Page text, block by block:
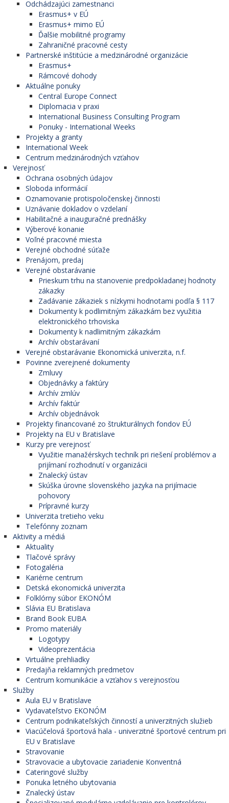
Odchádzajúci zamestnanci
Erasmus+ v EÚ
Erasmus+ mimo EÚ
Ďalšie mobilitné programy
Zahraničné pracovné cesty
Partnerské inštitúcie a medzinárodné organizácie
Erasmus+
Rámcové dohody
Aktuálne ponuky
Central Europe Connect
Diplomacia v praxi
International Business Consulting Program
Ponuky - International Weeks
Projekty a granty
International Week
Centrum medzinárodných vzťahov
Verejnosť
Ochrana osobných údajov
Sloboda informácií
Oznamovanie protispoločenskej činnosti
Uznávanie dokladov o vzdelaní
Habilitačné a inauguračné prednášky
Výberové konanie
Voľné pracovné miesta
Verejné obchodné súťaže
Prenájom, predaj
Verejné obstarávanie
Prieskum trhu na stanovenie predpokladanej hodnoty
zákazky
Zadávanie zákaziek s nízkymi hodnotami podľa § 117
Dokumenty k podlimitným zákazkám bez využitia
elektronického trhoviska
Dokumenty k nadlimitným zákazkám
Archív obstarávaní
Verejné obstarávanie Ekonomická univerzita, n.f.
Povinne zverejnené dokumenty
Zmluvy
Objednávky a faktúry
Archív zmlúv
Archív faktúr
Archív objednávok
Projekty financované zo štrukturálnych fondov EÚ
Projekty na EU v Bratislave
Kurzy pre verejnosť
Využitie manažérskych techník pri riešení problémov a
prijímaní rozhodnutí v organizácii
Znalecký ústav
Skúška úrovne slovenského jazyka na prijímacie
pohovory
Prípravné kurzy
Univerzita tretieho veku
Telefónny zoznam
Aktivity a médiá
Aktuality
Tlačové správy
Fotogaléria
Kariérne centrum
Detská ekonomická univerzita
Folklórny súbor EKONÓM
Slávia EU Bratislava
Brand Book EUBA
Promo materiály
Logotypy
Videoprezentácia
Virtuálne prehliadky
Predajňa reklamných predmetov
Centrum komunikácie a vzťahov s verejnosťou
Služby
Aula EU v Bratislave
Vydavateľstvo EKONÓM
Centrum podnikateľských činností a univerzitných služieb
Viacúčelová športová hala - univerzitné športové centrum pri
EU v Bratislave
Stravovanie
Stravovacie a ubytovacie zariadenie Konventná
Cateringové služby
Ponuka letného ubytovania
Znalecký ústav